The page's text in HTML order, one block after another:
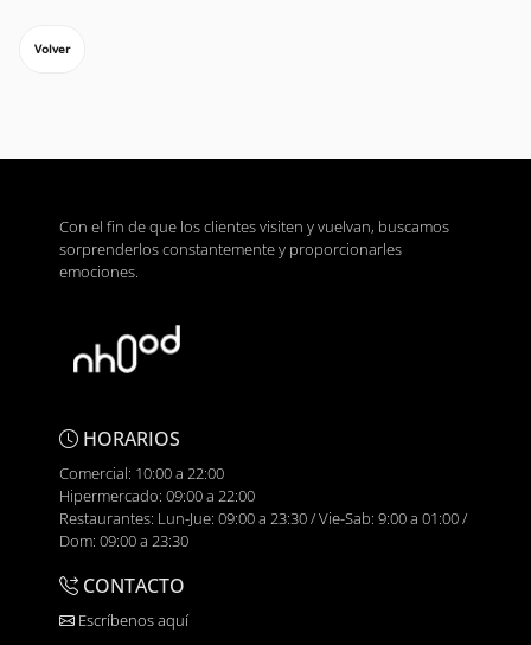
Volver
Con el fin de que los clientes visiten y vuelvan, buscamos
sorprenderlos constantemente y proporcionarles
emociones.
HORARIOS
Comercial: 10:00 a 22:00
Hipermercado: 09:00 a 22:00
Restaurantes: Lun-Jue: 09:00 a 23:30 / Vie-Sab: 9:00 a 01:00 /
Dom: 09:00 a 23:30
CONTACTO
Escríbenos aquí